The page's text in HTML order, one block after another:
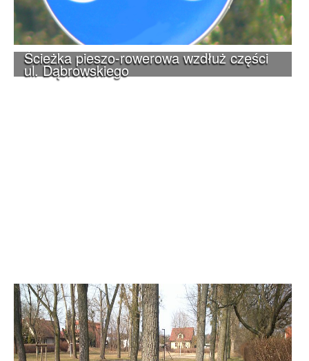
Ścieżka pieszo-rowerowa wzdłuż części
ul. Dąbrowskiego